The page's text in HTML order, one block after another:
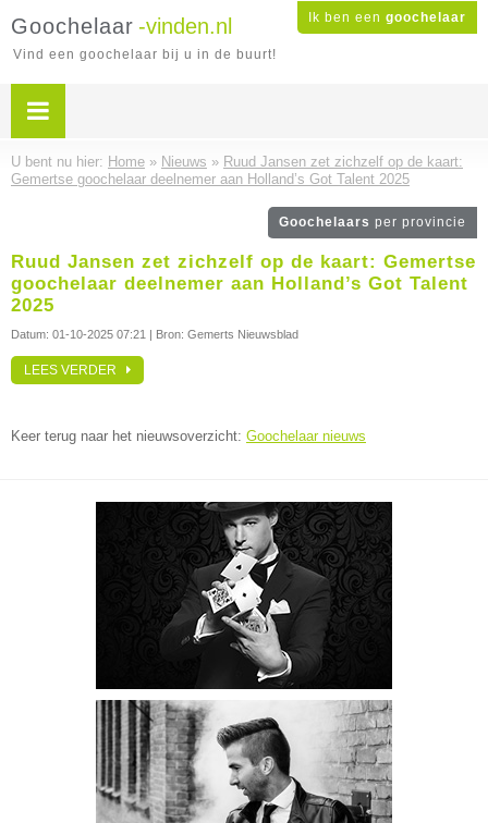
Ik ben een goochelaar
Goochelaar -vinden.nl
Vind een goochelaar bij u in de buurt!
U bent nu hier: Home » Nieuws » Ruud Jansen zet zichzelf op de kaart:
Gemertse goochelaar deelnemer aan Holland’s Got Talent 2025
Goochelaars per provincie
Ruud Jansen zet zichzelf op de kaart: Gemertse
goochelaar deelnemer aan Holland’s Got Talent
2025
Datum: 01-10-2025 07:21 | Bron: Gemerts Nieuwsblad
LEES VERDER
Keer terug naar het nieuwsoverzicht: Goochelaar nieuws